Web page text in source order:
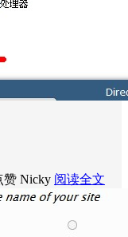
赞 Nicky 阅读全文